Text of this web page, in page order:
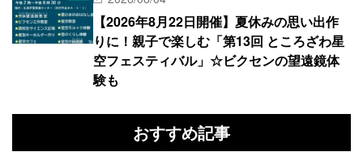
【2026年8月22日開催】夏休みの思い出作
りに！親子で楽しむ「第13回 ところざわ星
空フェスティバル」☆ビクセンの望遠鏡体
験も
おすすめ記事